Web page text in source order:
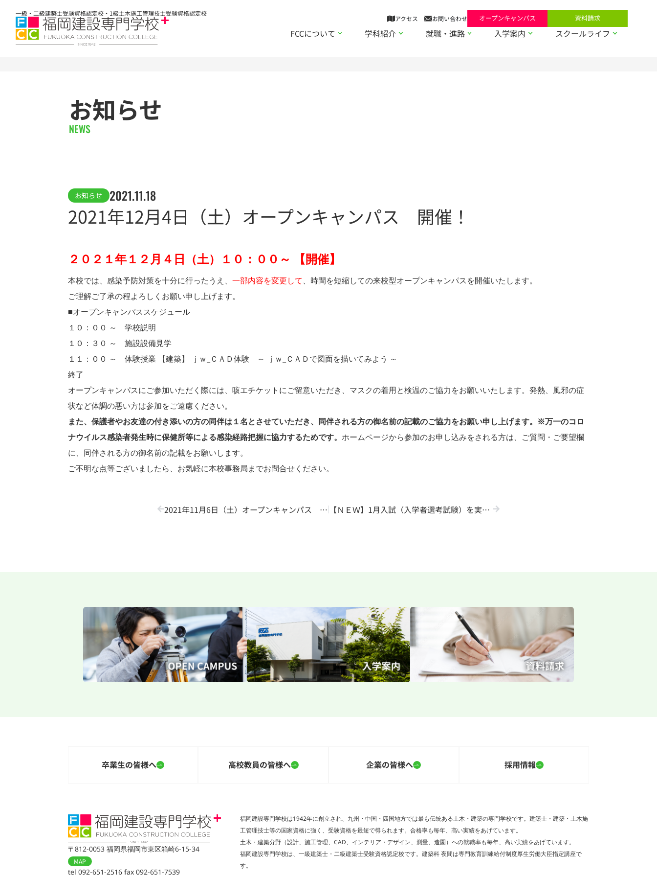
一級・二級建築士受験資格認定校・1級土木施工管理技士受験資格認定校
アクセス お問い合わせ オープンキャンパス 資料請求
FCCについて 学科紹介 就職・進路 入学案内 スクールライフ
お知らせ
NEWS
お知らせ 2021.11.18
2021年12月4日（土）オープンキャンパス 開催！
２０２１年１２月４日（土）１０：００～ 【開催】
本校では、感染予防対策を十分に行ったうえ、 一部内容を変更して、時間を短縮しての来校型オープンキャンパスを開催いたします。
ご理解ご了承の程よろしくお願い申し上げます。
■オープンキャンパススケジュール
１０：００ ～ 学校説明
１０：３０ ～ 施設設備見学
１１：００ ～ 体験授業 【建築】 ｊｗ_ＣＡＤ体験 ～ ｊｗ_ＣＡＤで図面を描いてみよう ～
終了
オープンキャンパスにご参加いただく際には、咳エチケットにご留意いただき、マスクの着用と検温のご協力をお願いいたします。発熱、風邪の症
状など体調の悪い方は参加をご遠慮ください。
また、保護者やお友達の付き添いの方の同伴は１名とさせていただき、同伴される方の御名前の記載のご協力をお願い申し上げます。 ※万一のコロ
ナウイルス感染者発生時に保健所等による感染経路把握に協力するためです。 ホームページから参加のお申し込みをされる方は、ご質問・ご要望欄
に、同伴される方の御名前の記載をお願いします。
ご不明な点等ございましたら、お気軽に本校事務局までお問合せください。
2021年11月6日（土）オープンキャンパス 開催！ 【ＮＥＷ】1月入試（入学者選考試験）を実施いたします（追加）
卒業生の皆様へ 高校教員の皆様へ 企業の皆様へ 採用情報
〒812-0053 福岡県福岡市東区箱崎6-15-34
MAP
tel 092-651-2516 fax 092-651-7539
福岡建設専門学校は1942年に創立され、九州・中国・四国地方では最も伝統ある土木・建築の専門学校です。建築士・建築・土木施
工管理技士等の国家資格に強く、受験資格を最短で得られます。合格率も毎年、高い実績をあげています。
土木・建築分野（設計、施工管理、CAD、インテリア・デザイン、測量、造園）への就職率も毎年、高い実績をあげています。
福岡建設専門学校は、一級建築士・二級建築士受験資格認定校です。建築科 夜間は専門教育訓練給付制度厚生労働大臣指定講座で
す。